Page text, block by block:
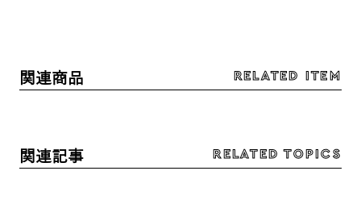
関連商品 RELATED ITEM
関連記事 RELATED TOPICS